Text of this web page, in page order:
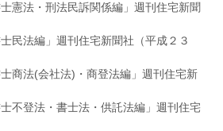
憲法・刑法民訴関係編」週刊住宅新聞
民法編」週刊住宅新聞社（平成２３
商法(会社法)・商登法編」週刊住宅新
不登法・書士法・供託法編」週刊住宅